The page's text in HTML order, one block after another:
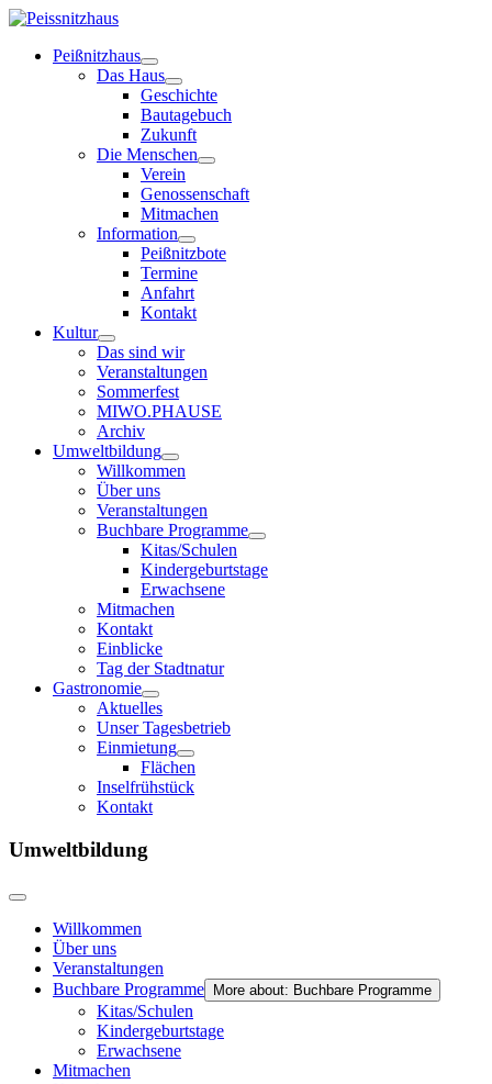
Peißnitzhaus
Das Haus
Geschichte
Bautagebuch
Zukunft
Die Menschen
Verein
Genossenschaft
Mitmachen
Information
Peißnitzbote
Termine
Anfahrt
Kontakt
Kultur
Das sind wir
Veranstaltungen
Sommerfest
MIWO.PHAUSE
Archiv
Umweltbildung
Willkommen
Über uns
Veranstaltungen
Buchbare Programme
Kitas/Schulen
Kindergeburtstage
Erwachsene
Mitmachen
Kontakt
Einblicke
Tag der Stadtnatur
Gastronomie
Aktuelles
Unser Tagesbetrieb
Einmietung
Flächen
Inselfrühstück
Kontakt
Umweltbildung
Willkommen
Über uns
Veranstaltungen
Buchbare Programme
More about: Buchbare Programme
Kitas/Schulen
Kindergeburtstage
Erwachsene
Mitmachen